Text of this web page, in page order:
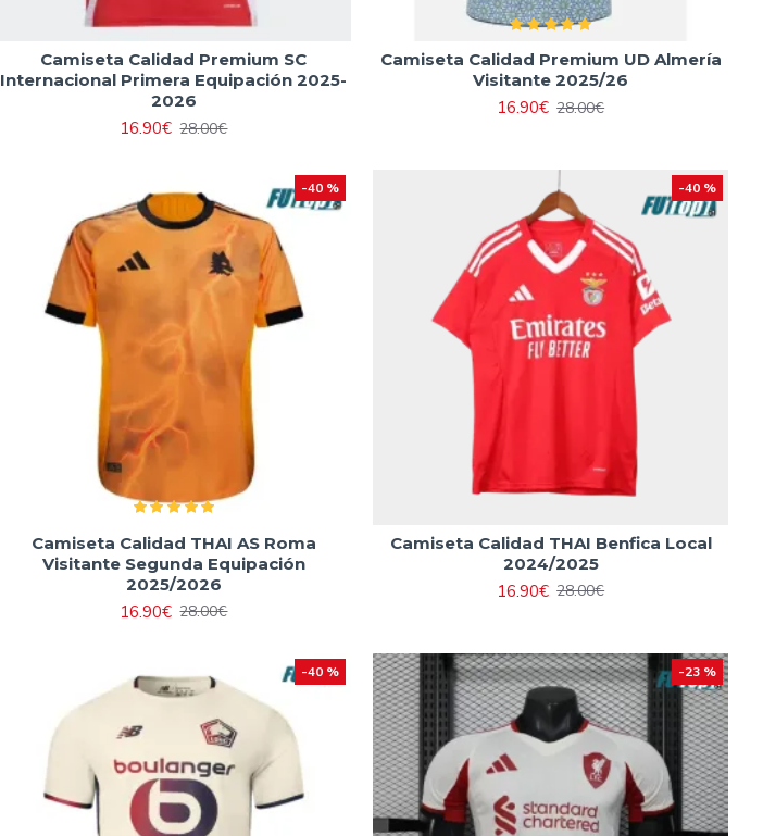
Camiseta Calidad Premium SC
Internacional Primera Equipación 2025-
2026
16.90€ 28.00€
Camiseta Calidad Premium UD Almería
Visitante 2025/26
16.90€ 28.00€
-40 %
Camiseta Calidad THAI AS Roma
Visitante Segunda Equipación
2025/2026
16.90€ 28.00€
-40 %
Camiseta Calidad THAI Benfica Local
2024/2025
16.90€ 28.00€
-40 % -23 %